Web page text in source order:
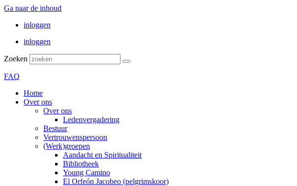
Ga naar de inhoud
inloggen
inloggen
Zoeken
FAQ
Home
Over ons
Over ons
Ledenvergadering
Bestuur
Vertrouwenspersoon
(Werk)groepen
Aandacht en Spiritualiteit
Bibliotheek
Young Camino
El Orfeón Jacobeo (pelgrimskoor)